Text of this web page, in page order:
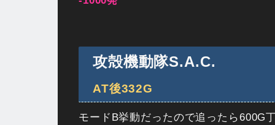
攻殻機動隊S.A.C.
AT後332G
モードB挙動だったので追ったら600G